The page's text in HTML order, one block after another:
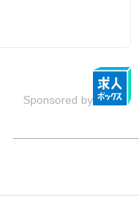
Sponsored by